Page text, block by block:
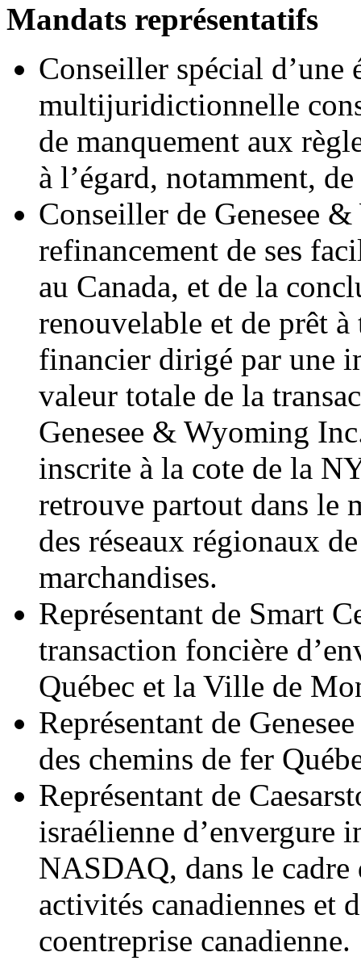
Mandats représentatifs
Conseiller spécial
multijuridictionnelle
de manquement aux
à l’égard, notamment,
Conseiller de Genesee
refinancement de ses
au Canada, et de la
renouvelable et de prêt
financier dirigé par une
valeur totale de la
Genesee & Wyoming
inscrite à la cote de la
retrouve partout dans le
des réseaux régionaux
marchandises.
Représentant de Smart
transaction foncière
Québec et la Ville de
Représentant de
des chemins de fer
Représentant de
israélienne d’envergure
NASDAQ, dans le cadre
activités canadiennes et
coentreprise canadienne.